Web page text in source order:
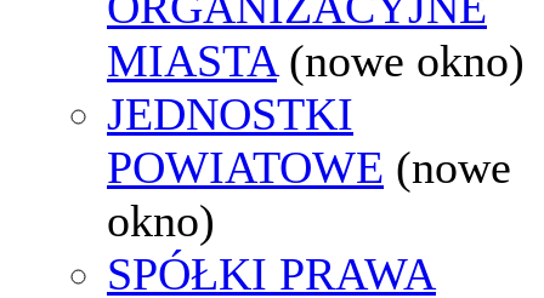
MIASTA (nowe okno)
JEDNOSTKI
POWIATOWE (nowe
okno)
SPÓŁKI PRAWA